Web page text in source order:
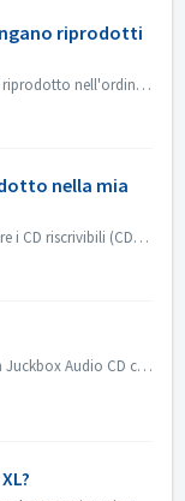
riprodotti
Creare una compilation di CD audio. Verrà riprodotto nell'ordine in cui sono stati aggiunti i file. Se si crea con un'altra compilation, verrà maste...
nella mia
Molti lettori CD non sono in grado di leggere i CD riscrivibili (CD-RW). Pertanto, per la masterizzazione dei CD audio è necessario utilizzare i normali CD-...
In Nero Express è presente una compilation Juckbox Audio CD che crea un CD con tutti i vostri file MP3, WMA o Nero AAC preferiti che possono essere riprodot...